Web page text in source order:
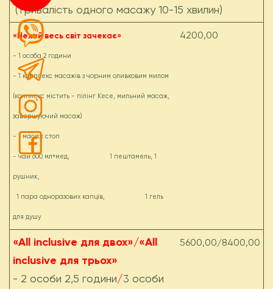
(тривалість одного масажу 10-15 хвилин)
«Нехай весь світ зачекає»
- 1 особа 2 години
- 1 комплекс масажів з чорним оливковим милом
(комплекс містить - пілінг Кесе, мильний масаж,
завершуючий масаж)
- 1 масаж стоп
- чай 600 мл+мед, 1 пештамель, 1
рушник,
1 пара одноразових капців, 1 гель
для душу
4200,00
«All inclusive для двох»/«All
inclusive для трьох»
- 2 особи 2,5 години/3 особи
5600,00/8400,00